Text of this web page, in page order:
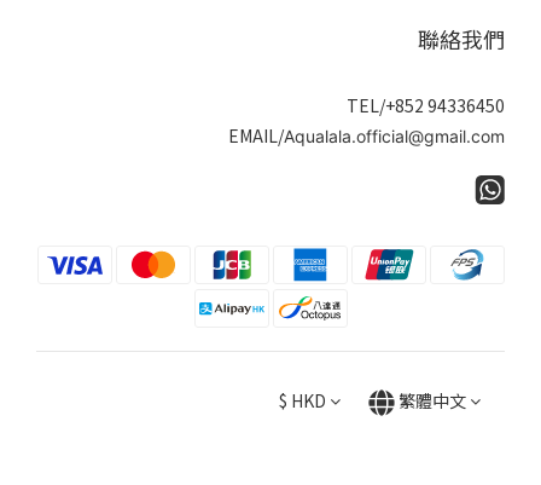
聯絡我們
TEL/+852 94336450
EMAIL/Aqualala.official@gmail.com
$ HKD 繁體中文